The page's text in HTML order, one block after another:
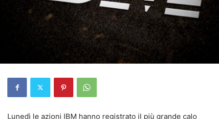
Lunedì le azioni IBM hanno registrato il più grande calo